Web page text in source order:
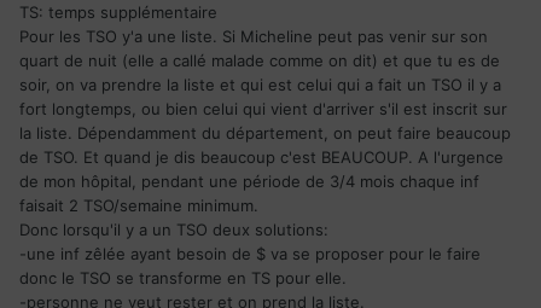
TS: temps supplémentaire
Pour les TSO y'a une liste. Si Micheline peut pas venir sur son
quart de nuit (elle a callé malade comme on dit) et que tu es de
soir, on va prendre la liste et qui est celui qui a fait un TSO il y a
fort longtemps, ou bien celui qui vient d'arriver s'il est inscrit sur
la liste. Dépendamment du département, on peut faire beaucoup
de TSO. Et quand je dis beaucoup c'est BEAUCOUP. A l'urgence
de mon hôpital, pendant une période de 3/4 mois chaque inf
faisait 2 TSO/semaine minimum.
Donc lorsqu'il y a un TSO deux solutions:
-une inf zêlée ayant besoin de $ va se proposer pour le faire
donc le TSO se transforme en TS pour elle.
-personne ne veut rester et on prend la liste.